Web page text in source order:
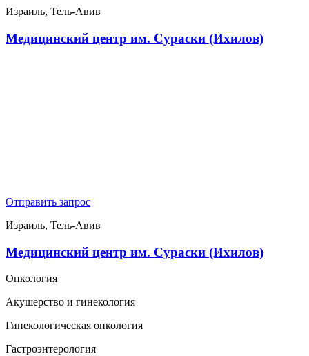
Израиль, Тель-Авив
Медицинский центр им. Сураски (Ихилов)
Отправить запрос
Израиль, Тель-Авив
Медицинский центр им. Сураски (Ихилов)
Онкология
Акушерство и гинекология
Гинекологическая онкология
Гастроэнтерология